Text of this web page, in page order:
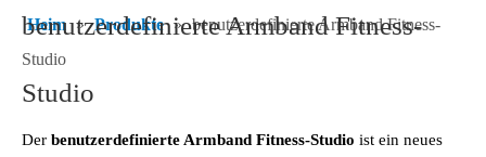
Heim » Produkte » benutzerdefinierte Armband Fitness-
Studio
benutzerdefinierte Armband Fitness-
Studio
Der benutzerdefinierte Armband Fitness-Studio ist ein neues